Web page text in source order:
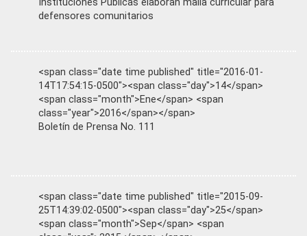
Instituciones Públicas elaboran malla curricular para
defensores comunitarios
<span class="date time published" title="2016-01-
14T17:54:15-0500"><span class="day">14</span>
<span class="month">Ene</span> <span
class="year">2016</span></span>
Boletín de Prensa No. 111
<span class="date time published" title="2015-09-
25T14:39:02-0500"><span class="day">25</span>
<span class="month">Sep</span> <span